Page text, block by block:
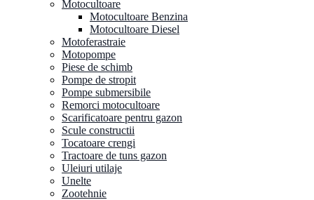
Motocultoare
Motocultoare Benzina
Motocultoare Diesel
Motoferastraie
Motopompe
Piese de schimb
Pompe de stropit
Pompe submersibile
Remorci motocultoare
Scarificatoare pentru gazon
Scule constructii
Tocatoare crengi
Tractoare de tuns gazon
Uleiuri utilaje
Unelte
Zootehnie